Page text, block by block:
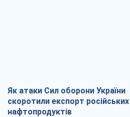
Як атаки Сил оборони України
скоротили експорт російських
нафтопродуктів